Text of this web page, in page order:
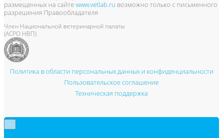
размещенных на сайтеwww.vetlab.ru возможно только с письменного
разрешения Правообладателя
Член Национальной ветеринарной палаты
(АСРО НВП)
Политика в области персональных данных и конфиденциальности
Пользовательское соглашение
Техническая поддержка